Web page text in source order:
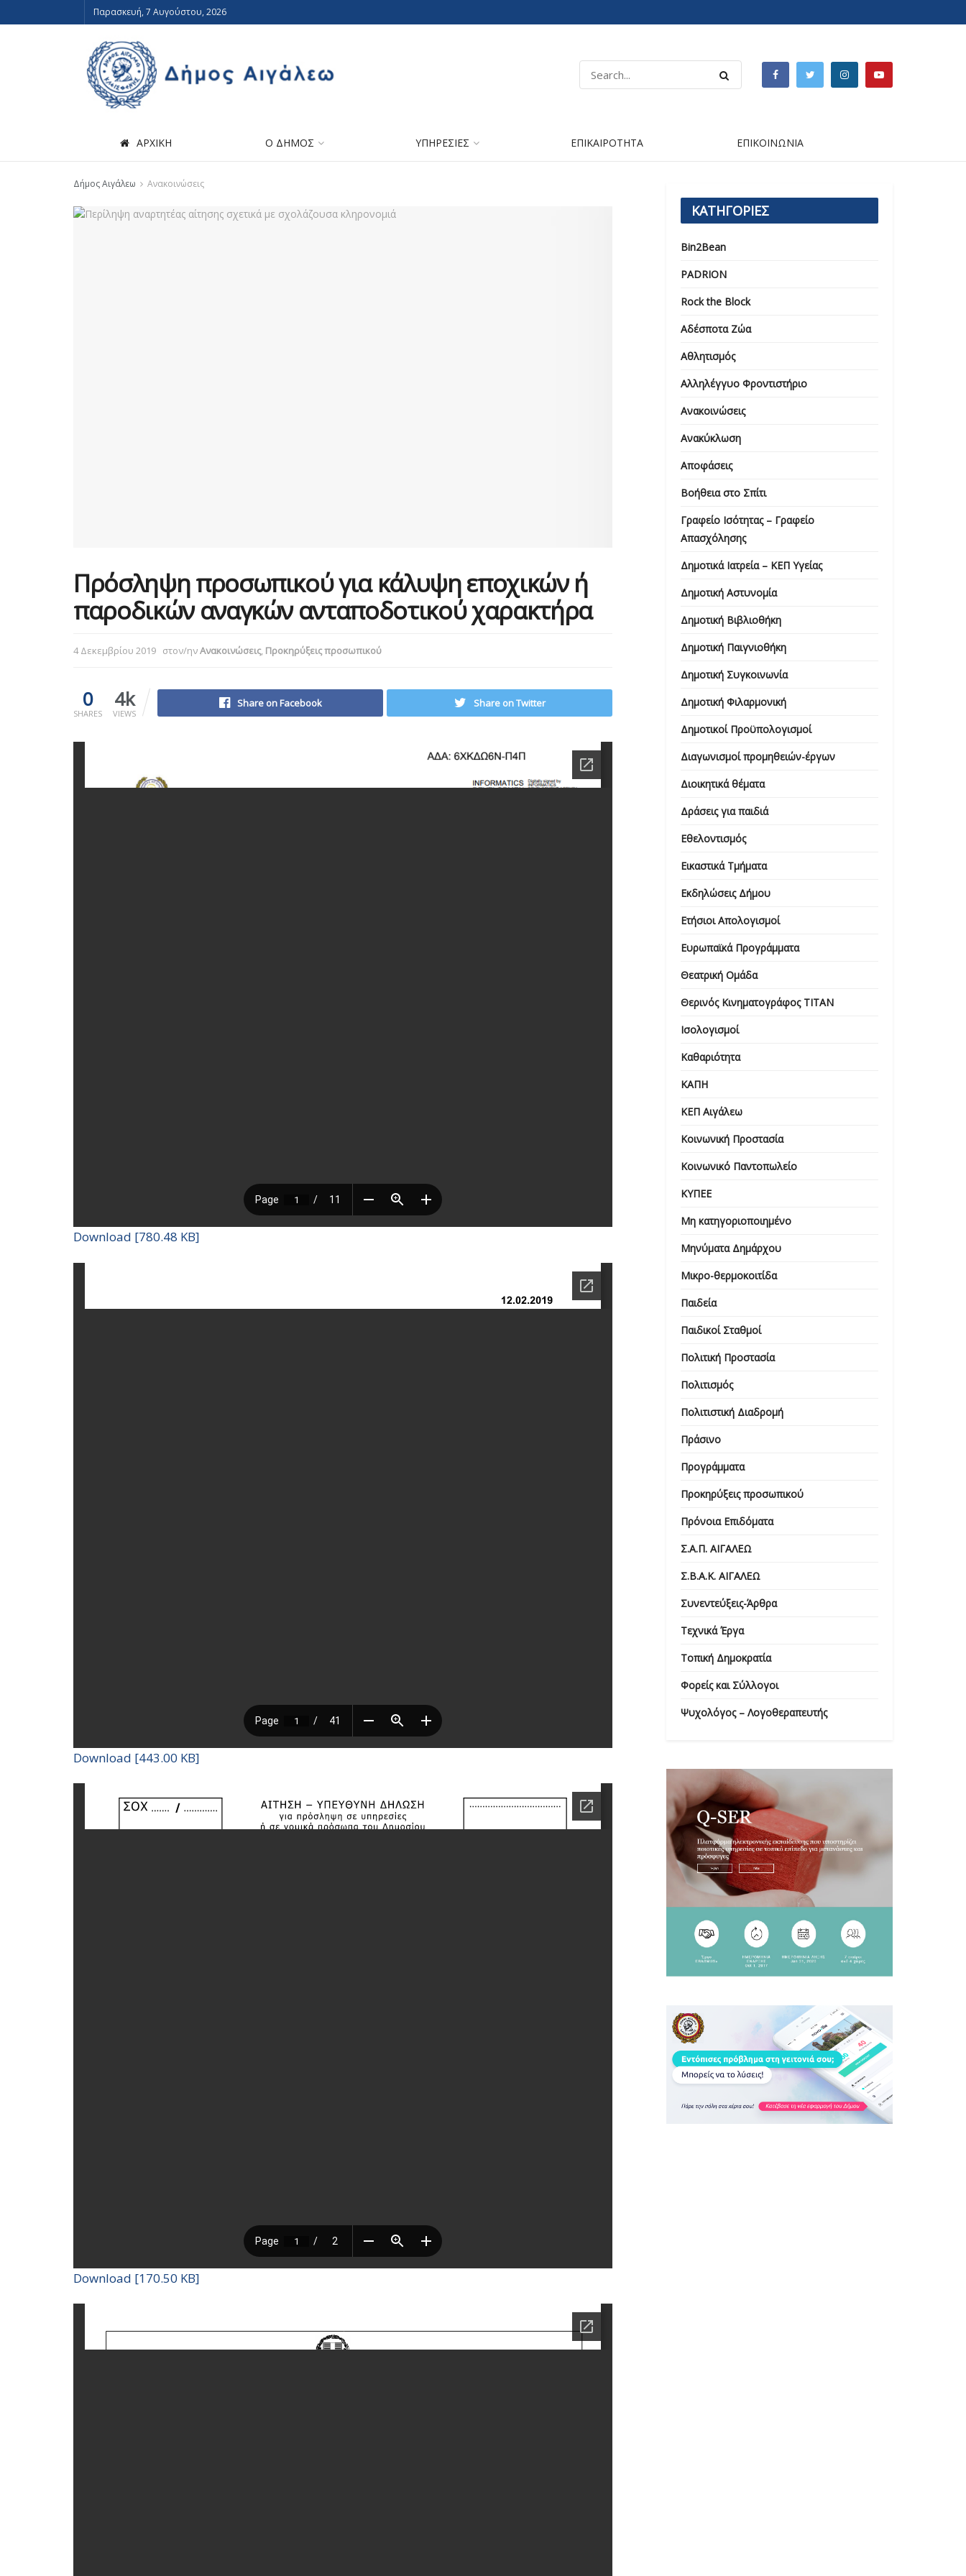
Παρασκευή, 7 Αυγούστου, 2026
ΑΡΧΙΚΗ Ο ΔΗΜΟΣ ΥΠΗΡΕΣΙΕΣ ΕΠΙΚΑΙΡΟΤΗΤΑ ΕΠΙΚΟΙΝΩΝΙΑ
Δήμος Αιγάλεω Ανακοινώσεις
Πρόσληψη προσωπικού για κάλυψη εποχικών ή
παροδικών αναγκών ανταποδοτικού χαρακτήρα
4 Δεκεμβρίου 2019 στον/ηνΑνακοινώσεις, Προκηρύξεις προσωπικού
0
SHARES
4k
VIEWS
Share on Facebook Share on Twitter
Download [780.48 KB]
Download [443.00 KB]
Download [170.50 KB]
ΚΑΤΗΓΟΡΙΕΣ
Bin2Bean
PADRION
Rock the Block
Αδέσποτα Ζώα
Αθλητισμός
Αλληλέγγυο Φροντιστήριο
Ανακοινώσεις
Ανακύκλωση
Αποφάσεις
Βοήθεια στο Σπίτι
Γραφείο Ισότητας – Γραφείο
Απασχόλησης
Δημοτικά Ιατρεία – ΚΕΠ Υγείας
Δημοτική Αστυνομία
Δημοτική Βιβλιοθήκη
Δημοτική Παιγνιοθήκη
Δημοτική Συγκοινωνία
Δημοτική Φιλαρμονική
Δημοτικοί Προϋπολογισμοί
Διαγωνισμοί προμηθειών-έργων
Διοικητικά θέματα
Δράσεις για παιδιά
Εθελοντισμός
Εικαστικά Τμήματα
Εκδηλώσεις Δήμου
Ετήσιοι Απολογισμοί
Ευρωπαϊκά Προγράμματα
Θεατρική Ομάδα
Θερινός Κινηματογράφος ΤΙΤΑΝ
Ισολογισμοί
Καθαριότητα
ΚΑΠΗ
ΚΕΠ Αιγάλεω
Κοινωνική Προστασία
Κοινωνικό Παντοπωλείο
ΚΥΠΕΕ
Μη κατηγοριοποιημένο
Μηνύματα Δημάρχου
Μικρο-θερμοκοιτίδα
Παιδεία
Παιδικοί Σταθμοί
Πολιτική Προστασία
Πολιτισμός
Πολιτιστική Διαδρομή
Πράσινο
Προγράμματα
Προκηρύξεις προσωπικού
Πρόνοια Επιδόματα
Σ.Α.Π. ΑΙΓΑΛΕΩ
Σ.Β.Α.Κ. ΑΙΓΑΛΕΩ
Συνεντεύξεις-Άρθρα
Τεχνικά Έργα
Τοπική Δημοκρατία
Φορείς και Σύλλογοι
Ψυχολόγος – Λογοθεραπευτής